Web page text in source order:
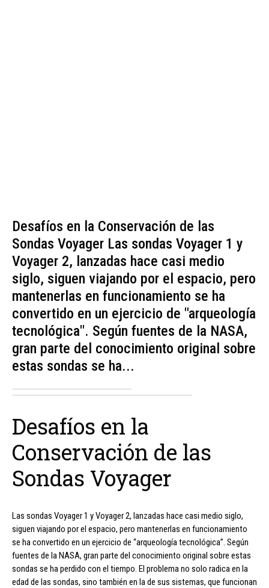
Desafíos en la Conservación de las
Sondas Voyager Las sondas Voyager 1 y
Voyager 2, lanzadas hace casi medio
siglo, siguen viajando por el espacio, pero
mantenerlas en funcionamiento se ha
convertido en un ejercicio de "arqueología
tecnológica". Según fuentes de la NASA,
gran parte del conocimiento original sobre
estas sondas se ha...
Desafíos en la
Conservación de las
Sondas Voyager
Las sondas Voyager 1 y Voyager 2, lanzadas hace casi medio siglo,
siguen viajando por el espacio, pero mantenerlas en funcionamiento
se ha convertido en un ejercicio de “arqueología tecnológica”. Según
fuentes de la NASA, gran parte del conocimiento original sobre estas
sondas se ha perdido con el tiempo. El problema no solo radica en la
edad de las sondas, sino también en la de sus sistemas, que funcionan